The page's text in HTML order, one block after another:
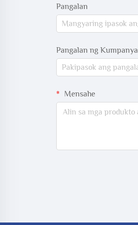
Pangalan
Pangalan ng Kumpanya
Mensahe